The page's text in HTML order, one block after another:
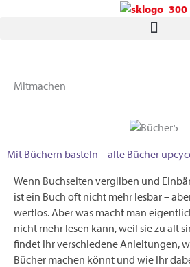
Mitmachen
Mit Büchern basteln – alte Bücher
Wenn Buchseiten vergilben und
ist ein Buch oft nicht mehr lesbar –
wertlos. Aber was macht man
nicht mehr lesen kann, weil sie zu alt
findet Ihr verschiedene Anleitungen,
Bücher machen könnt und wie Ihr